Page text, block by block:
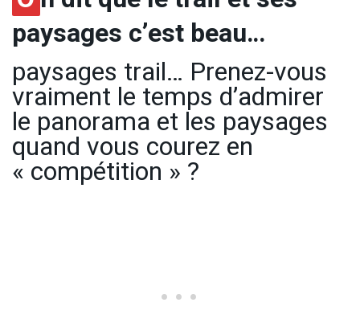
paysages c’est beau…
paysages trail… Prenez-vous
vraiment le temps d’admirer
le panorama et les paysages
quand vous courez en
« compétition » ?